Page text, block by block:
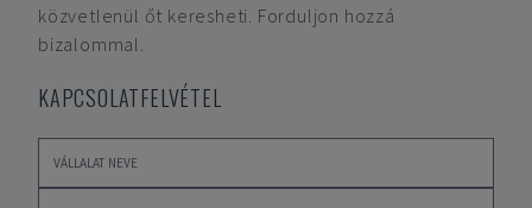
közvetlenül őt keresheti. Forduljon hozzá
bizalommal.
KAPCSOLATFELVÉTEL